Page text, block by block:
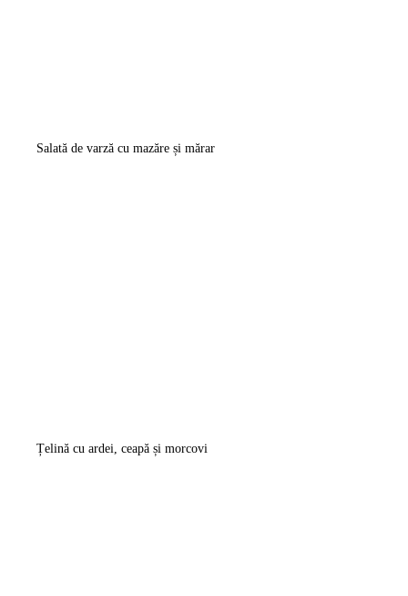
Salată de varză cu mazăre și mărar
Țelină cu ardei, ceapă și morcovi